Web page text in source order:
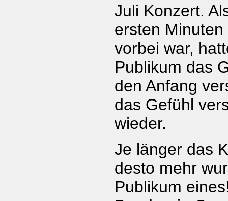
Juli Konzert.
ersten Minuten
vorbei war,
Publikum das
den Anfang
das Gefühl
wieder.
Je länger das
desto mehr
Publikum